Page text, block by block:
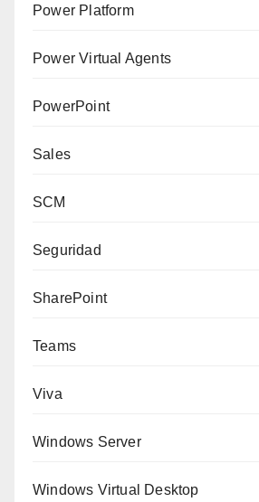
Power Platform
Power Virtual Agents
PowerPoint
Sales
SCM
Seguridad
SharePoint
Teams
Viva
Windows Server
Windows Virtual Desktop